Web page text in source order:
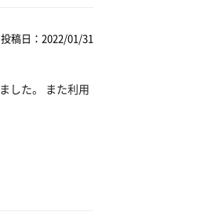
投稿日：2022/01/31
した。 また利用